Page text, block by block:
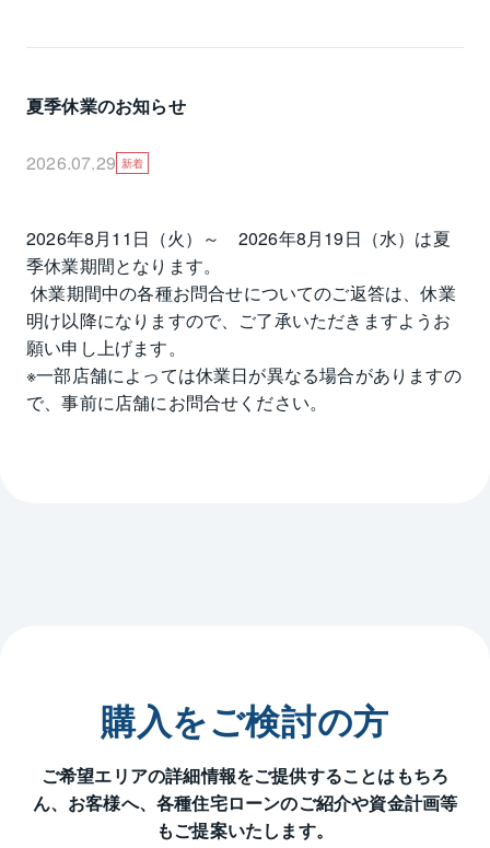
夏季休業のお知らせ
2026.07.29 新着
2026年8月11日（火）～　2026年8月19日（水）は夏
季休業期間となります。
休業期間中の各種お問合せについてのご返答は、休業
明け以降になりますので、ご了承いただきますようお
願い申し上げます。
※一部店舗によっては休業日が異なる場合がありますの
で、事前に店舗にお問合せください。
購入をご検討の方
ご希望エリアの詳細情報をご提供することはもちろ
ん、 お客様へ、各種住宅ローンのご紹介や資金計画等
もご提案いたします。